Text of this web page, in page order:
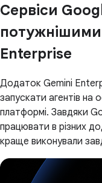
Сервіси
Enterprise
Додаток Gemini
запускати агентів на
платформі. Завдяки
працювати в різних
краще виконували